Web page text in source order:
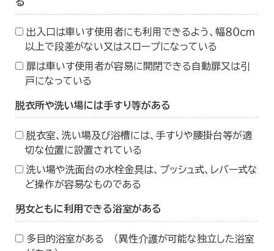
る
出入口は車いす使用者にも利用できるよう、幅８０ｃｍ
以上で段差がない又はスロープになっている
扉は車いす使用者が容易に開閉できる自動扉又は引
戸になっている
脱衣所や洗い場には手すり等がある
脱衣室、洗い場及び浴槽には、手すりや腰掛台等が適
切な位置に設置されている
洗い場や洗面台の水栓金具は、プッシュ式、レバー式な
ど操作が容易なものである
男女ともに利用できる浴室がある
多目的浴室がある （異性介護が可能な独立した浴室